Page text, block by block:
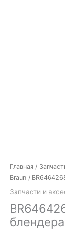
Главная /
Braun /
Запчасти и